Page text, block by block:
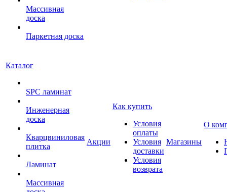
Массивная
доска
Паркетная доска
Каталог
SPC ламинат
Инженерная
доска
Кварцвиниловая
плитка
Ламинат
Массивная
Акции
Как купить
Условия
оплаты
Условия
доставки
Условия
возврата
Магазины
О